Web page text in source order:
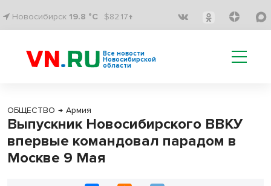
Новосибирск 19.8 °C $82.17↑
Все новости
Новосибирской
области
ОБЩЕСТВО → Армия
Выпускник Новосибирского ВВКУ
впервые командовал парадом в
Москве 9 Мая